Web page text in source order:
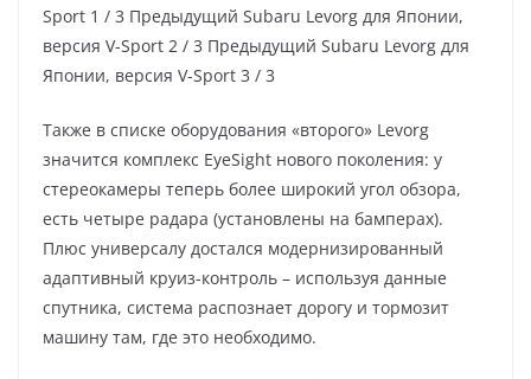
Sport 1 / 3 Предыдущий Subaru Levorg для Японии,
версия V-Sport 2 / 3 Предыдущий Subaru Levorg для
Японии, версия V-Sport 3 / 3
Также в списке оборудования «второго» Levorg
значится комплекс EyeSight нового поколения: у
стереокамеры теперь более широкий угол обзора,
есть четыре радара (установлены на бамперах).
Плюс универсалу достался модернизированный
адаптивный круиз-контроль – используя данные
спутника, система распознает дорогу и тормозит
машину там, где это необходимо.